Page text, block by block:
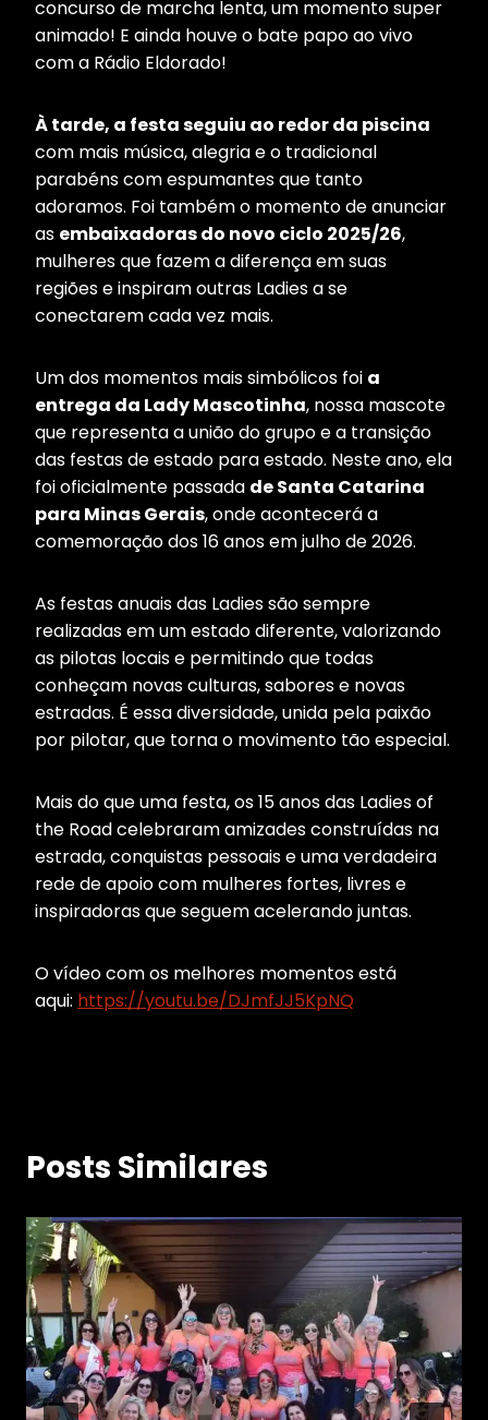
concurso de marcha lenta, um momento super
animado! E ainda houve o bate papo ao vivo
com a Rádio Eldorado!
À tarde, a festa seguiu ao redor da piscina
com mais música, alegria e o tradicional
parabéns com espumantes que tanto
adoramos. Foi também o momento de anunciar
as embaixadoras do novo ciclo 2025/26,
mulheres que fazem a diferença em suas
regiões e inspiram outras Ladies a se
conectarem cada vez mais.
Um dos momentos mais simbólicos foi a
entrega da Lady Mascotinha, nossa mascote
que representa a união do grupo e a transição
das festas de estado para estado. Neste ano, ela
foi oficialmente passada de Santa Catarina
para Minas Gerais, onde acontecerá a
comemoração dos 16 anos em julho de 2026.
As festas anuais das Ladies são sempre
realizadas em um estado diferente, valorizando
as pilotas locais e permitindo que todas
conheçam novas culturas, sabores e novas
estradas. É essa diversidade, unida pela paixão
por pilotar, que torna o movimento tão especial.
Mais do que uma festa, os 15 anos das Ladies of
the Road celebraram amizades construídas na
estrada, conquistas pessoais e uma verdadeira
rede de apoio com mulheres fortes, livres e
inspiradoras que seguem acelerando juntas.
O vídeo com os melhores momentos está
aqui: https://youtu.be/DJmfJJ5KpNQ
Posts Similares